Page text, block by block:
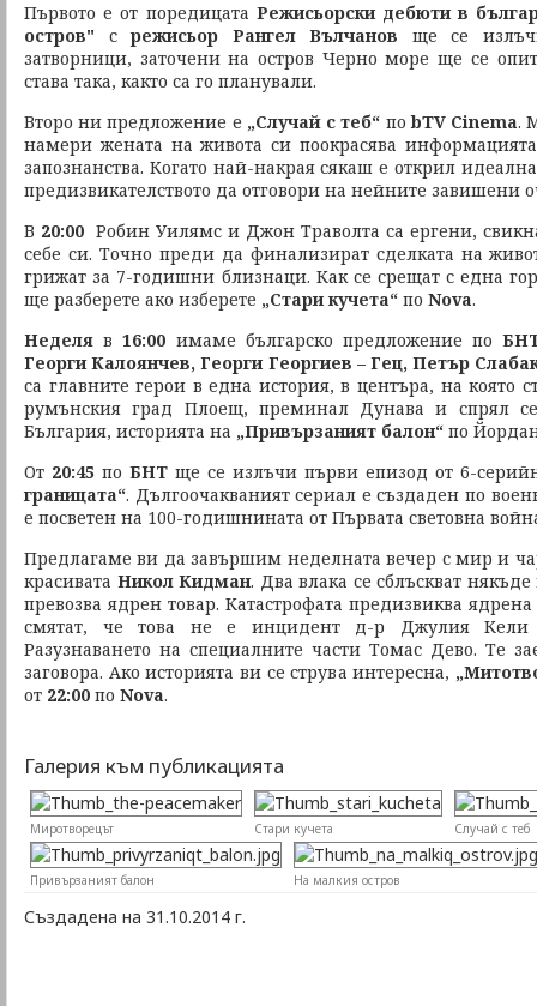
Първото е от поредицата Режисьорски дебюти в
остров" срежисьор Рангел Вълчанов ще се
затворници, заточени на остров Черно море ще се
става така, както са го планували.
Второ ни предложение е „Случай с теб“ поbTV Cinema.
намери жената на живота си поокрасява
запознанства. Когато най-накрая сякаш е открил
предизвикателството да отговори на нейните завишени
В 20:00 Робин Уилямс и Джон Траволта са ергени,
себе си. Точно преди да финализират сделката на
грижат за 7-годишни близнаци. Как се срещат с една
ще разберете ако изберете „Стари кучета“ по Nova.
Неделя в16:00 имаме българско предложение по
Георги Калоянчев, Георги Георгиев – Гец, Петър
са главните герои в една история, в центъра, на която
румънския град Плоещ, преминал Дунава и спрял
България, историята на „Привързаният балон“ по
От 20:45 по БНТ ще се излъчи първи епизод от 6-
границата“. Дългоочакваният сериал е създаден по
е посветен на 100-годишнината от Първата световна
Предлагаме ви да завършим неделната вечер с мир и
красивата Никол Кидман. Два влака се сблъскват
превозва ядрен товар. Катастрофата предизвиква
смятат, че това не е инцидент д-р Джулия Кели
Разузнаването на специалните части Томас Дево. Те
заговора. Ако историята ви се струва интересна,
от 22:00 по Nova.
Галерия към публикацията
Миротворецът Стари кучета Случай с теб
Привързаният балон На малкия остров
Създадена на 31.10.2014 г.